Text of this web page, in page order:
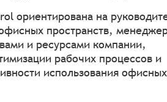
ориентирована на
пространств,
и ресурсами компании,
рабочих процессов и
использования офисных